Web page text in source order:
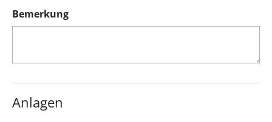
Bemerkung
Anlagen